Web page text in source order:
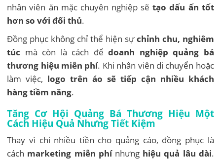
nhân viên ăn mặc chuyên nghiệp sẽtạo dấu ấn tốt
hơn so với đối thủ.
Đồng phục không chỉ thể hiện sựchỉnh chu, nghiêm
túc mà còn là cách đểdoanh nghiệp quảng bá
thương hiệu miễn phí. Khi nhân viên di chuyển hoặc
làm việc, logo trên áo sẽ tiếp cận nhiều khách
hàng tiềm năng.
Tăng Cơ Hội Quảng Bá Thương Hiệu Một
Cách Hiệu Quả Nhưng Tiết Kiệm
Thay vì chi nhiều tiền cho quảng cáo, đồng phục là
cách marketing miễn phínhưng hiệu quả lâu dài.